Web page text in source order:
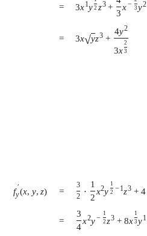
= 3x1y 2 z3 +
3
x− 3 y2
= 3x√yz3 +
4y2
3x
2
3
f ′
y(x, y, z) =
3
2
⋅
1
2
x2y
1
2 −1z3 + 4
=
3
4
x2y−
1
2 z3 + 8x
1
3 y1